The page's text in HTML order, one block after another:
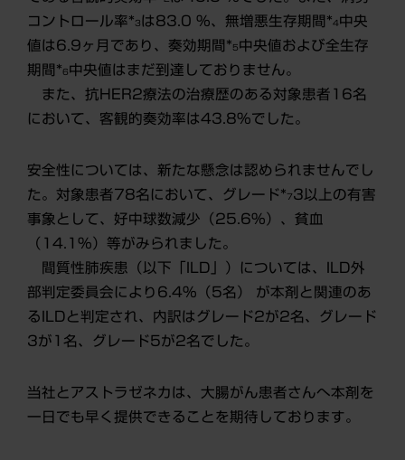
コントロール率* 3 は83.0 %、無増悪生存期間*4 中央
値は6.9ヶ月であり、奏効期間* 5 中央値および全生存
期間*6 中央値はまだ到達しておりません。
また、抗HER2療法の治療歴のある対象患者16名
において、客観的奏効率は43.8%でした。
安全性については、新たな懸念は認められませんでし
た。対象患者78名において、グレード* 7 3以上の有害
事象として、好中球数減少（25.6%）、貧血
（14.1%）等がみられました。
間質性肺疾患（以下「ILD」）については、ILD外
部判定委員会により6.4%（5名） が本剤と関連のあ
るILDと判定され、内訳はグレード2が2名、グレード
3が1名、グレード5が2名でした。
当社とアストラゼネカは、大腸がん患者さんへ本剤を
一日でも早く提供できることを期待しております。